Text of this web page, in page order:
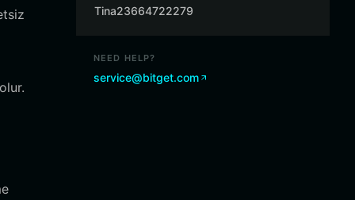
Tina23664722279
NEED HELP?
service@bitget.com